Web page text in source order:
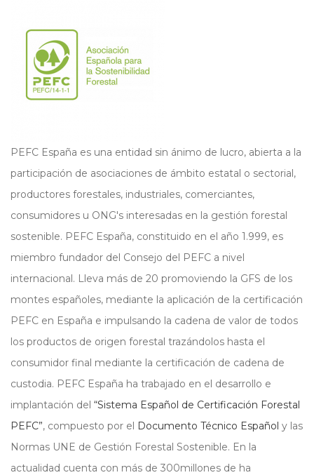
PEFC España es una entidad sin ánimo de lucro, abierta a la
participación de asociaciones de ámbito estatal o sectorial,
productores forestales, industriales, comerciantes,
consumidores u ONG's interesadas en la gestión forestal
sostenible. PEFC España, constituido en el año 1.999, es
miembro fundador del Consejo del PEFC a nivel
internacional. Lleva más de 20 promoviendo la GFS de los
montes españoles, mediante la aplicación de la certificación
PEFC en España e impulsando la cadena de valor de todos
los productos de origen forestal trazándolos hasta el
consumidor final mediante la certificación de cadena de
custodia. PEFC España ha trabajado en el desarrollo e
implantación del “Sistema Español de Certificación Forestal
PEFC”, compuesto por el Documento Técnico Español y las
Normas UNE de Gestión Forestal Sostenible. En la
actualidad cuenta con más de 300millones de ha